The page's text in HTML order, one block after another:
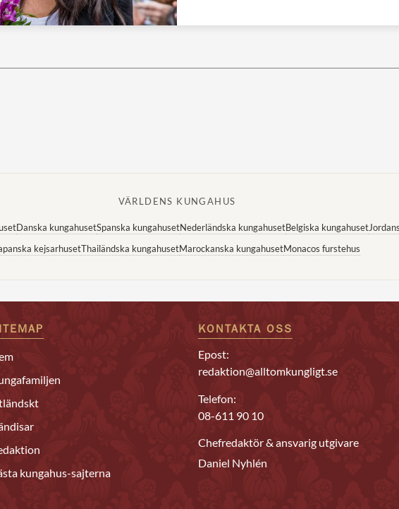
VÄRLDENS KUNGAHUS
Danska kungahusetSpanska kungahusetNederländska kungahusetBelgiska kungahuset
kejsarhusetThailändska kungahusetMarockanska kungahusetMonacos furstehus
kungahus-sajterna
KONTAKTA OSS
Epost:
redaktion@alltomkungligt.se
Telefon:
08-611 90 10
Chefredaktör & ansvarig utgivare
Daniel Nyhlén